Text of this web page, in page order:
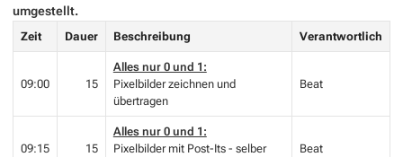
umgestellt.
Zeit Dauer Beschreibung Verantwortlich
09:00 15
Alles nur 0 und 1:
Pixelbilder zeichnen und
übertragen
Beat
09:15 15
Alles nur 0 und 1:
Pixelbilder mit Post-Its - selber
Beat